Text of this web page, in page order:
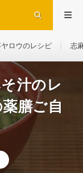
ロウのレシピ 志
汁のレ
膳ご自